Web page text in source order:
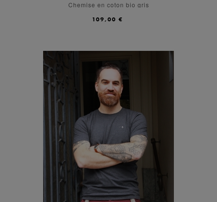
Chemise en coton bio gris
109,00 €